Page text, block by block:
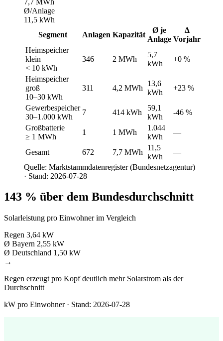
Ø/Anlage
11,5 kWh
Segment
Anlagen Kapazität
Ø je
Anlage
Δ
Vorjahr
Heimspeicher
klein
< 10 kWh
346 2 MWh
5,7
kWh
+0 %
Heimspeicher
groß
10–30 kWh
311 4,2 MWh
13,6
kWh
+23 %
Gewerbespeicher
30–1.000 kWh
7 414 kWh
59,1
kWh
-46 %
Großbatterie
≥ 1 MWh
1 1 MWh
1.044
kWh
—
Gesamt 672 7,7 MWh
11,5
kWh
—
Quelle: Marktstammdatenregister (Bundesnetzagentur)
· Stand: 2026-07-28
143 % über dem Bundesdurchschnitt
Solarleistung pro Einwohner im Vergleich
Regen 3,64 kW
Ø Bayern 2,55 kW
Ø Deutschland 1,50 kW
→
Regen erzeugt pro Kopf deutlich mehr Solarstrom als der
Durchschnitt
kW pro Einwohner · Stand: 2026-07-28